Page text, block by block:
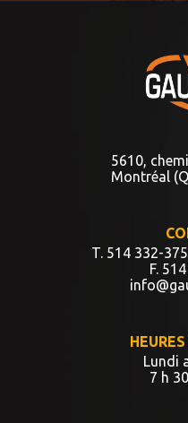
5610,
Montréal
T. 514 332-
F.
Lundi
7 h